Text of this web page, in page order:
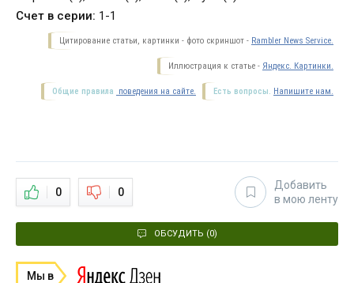
Счет в серии: 1-1
Цитирование статьи, картинки - фото скриншот - Rambler News Service.
Иллюстрация к статье - Яндекс. Картинки.
Есть вопросы. Напишите нам.
Общие правила поведения на сайте.
0 0
Добавить
в мою ленту
ОБСУДИТЬ (0)
Мы в